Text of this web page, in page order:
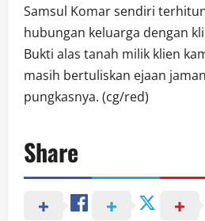
Samsul Komar sendiri
hubungan keluarga dengan
Bukti alas tanah milik klien
masih bertuliskan ejaan
pungkasnya. (cg/red)
Share